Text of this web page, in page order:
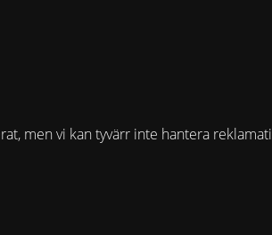
men vi kan tyvärr inte hantera